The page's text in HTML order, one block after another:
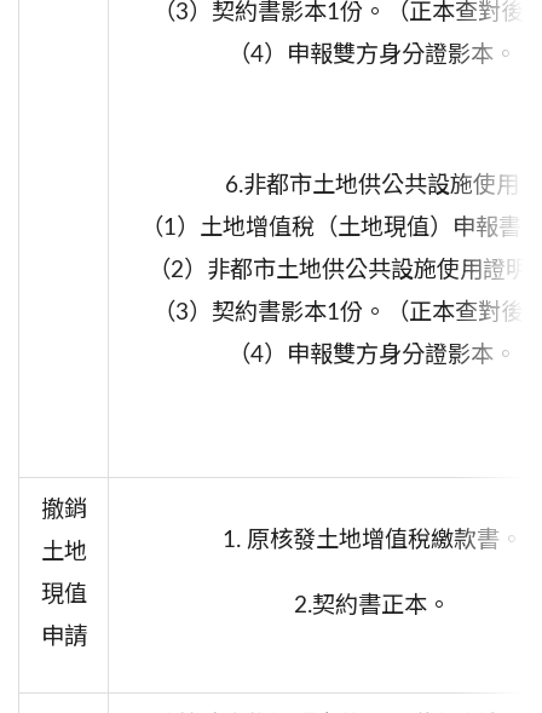
（3） 契約書影本1份。
（正本查對後
（4）
申報雙方身分證影本。
6.非都市土地供公共設施使用
（1）土地增值稅（土地現值）申報書
（2）非都市土地供公共設施使用證明
（3）契約書影本1份。（正本查對後
（4）申報雙方身分證影本。
撤銷
土地
現值
申請
1. 原核發土地增值稅繳款書。
2.契約書正本。